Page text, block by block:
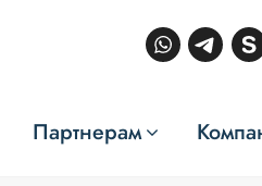
Партнерам